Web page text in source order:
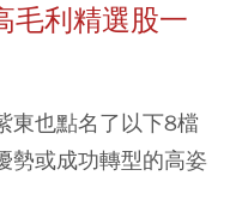
毛利精選股一
東也點名了以下8檔
勢或成功轉型的高姿